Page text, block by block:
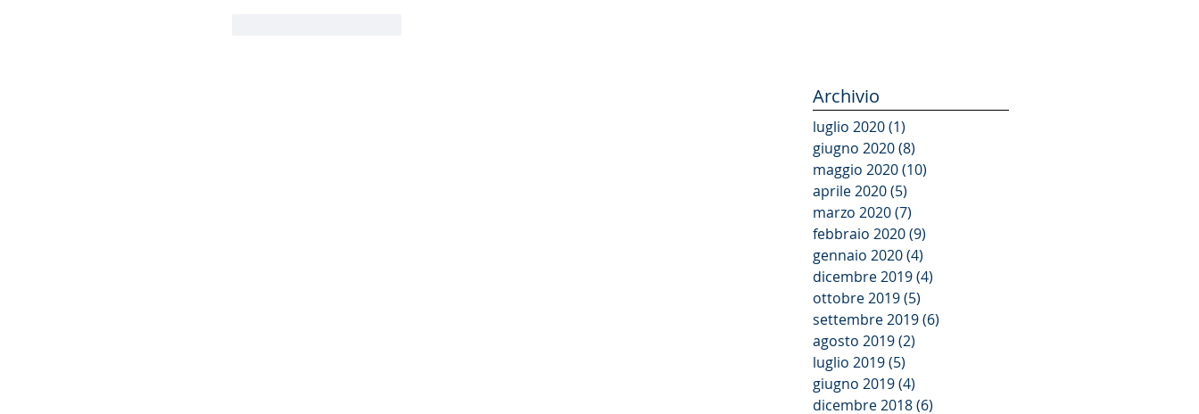
Archivio
luglio 2020(1)
giugno 2020(8)
maggio 2020(10)
aprile 2020(5)
marzo 2020(7)
febbraio 2020(9)
gennaio 2020(4)
dicembre 2019(4)
ottobre 2019(5)
settembre 2019(6)
agosto 2019(2)
luglio 2019(5)
giugno 2019(4)
dicembre 2018(6)